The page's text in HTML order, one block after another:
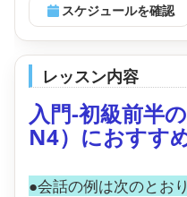
スケジュールを確認
レッスン内容
入門-初級前半
N4）におすす
●会話の例は次のとおり